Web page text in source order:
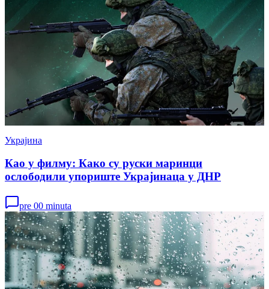
Украјина
Као у филму: Како су руски маринци
ослободили упориште Украјинаца у ДНР
pre 00 minuta